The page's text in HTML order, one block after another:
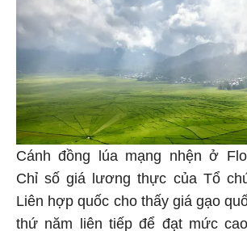
Cánh đồng lúa mạng nhện ở
Chỉ số giá lương thực của Tổ
Liên hợp quốc cho thấy giá gạo
thứ năm liên tiếp để đạt mức